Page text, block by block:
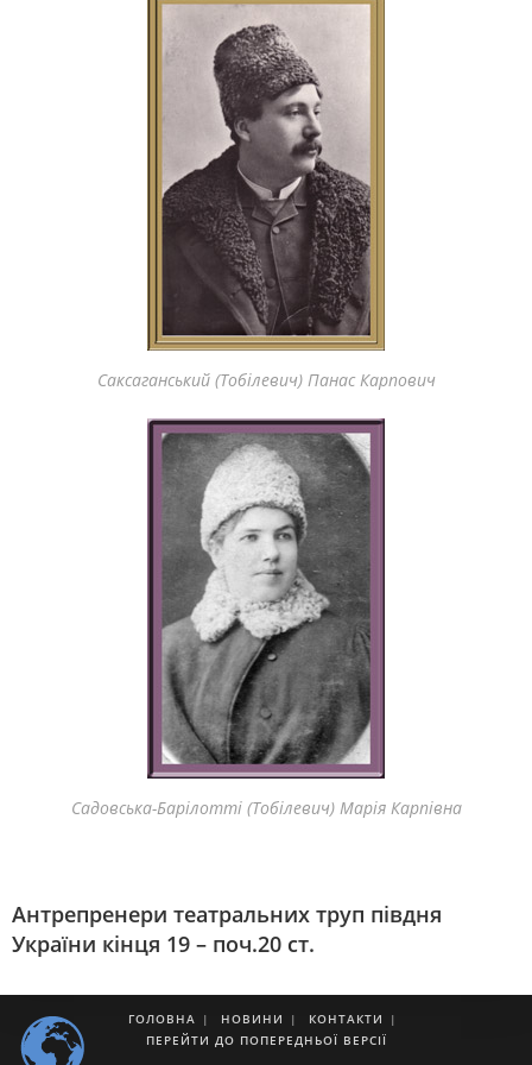
Саксаганський (Тобілевич) Панас Карпович
Садовська-Барілотті (Тобілевич) Марія Карпівна
Антрепренери театральних труп півдня
України кінця 19 – поч.20 ст.
ГОЛОВНА НОВИНИ
КОНТАКТИ
ПЕРЕЙТИ ДО ПОПЕРЕДНЬОЇ ВЕРСІЇ